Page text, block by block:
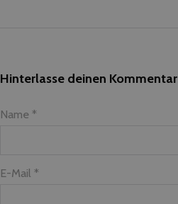
Hinterlasse deinen Kommentar
Name *
E-Mail *